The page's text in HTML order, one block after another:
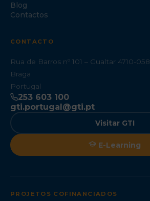
Blog
Contactos
CONTACTO
Rua de Barros nº 101 – Gualtar 4710-058
Braga
Portugal
253 603 100
gti.portugal@gti.pt
Visitar GTI
E-Learning
PROJETOS COFINANCIADOS